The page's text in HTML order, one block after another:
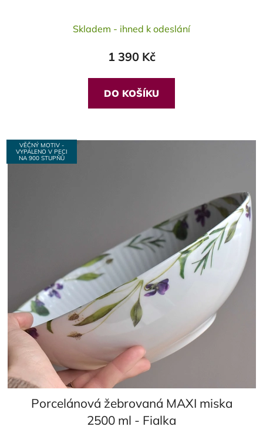
Skladem - ihned k odeslání
1 390 Kč
DO KOŠÍKU
VĚČNÝ MOTIV -
VYPÁLENO V PECI
NA 900 STUPŇŮ
Porcelánová žebrovaná MAXI miska
2500 ml - Fialka